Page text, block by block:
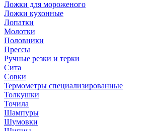
Ложки для мороженого
Ложки кухонные
Лопатки
Молотки
Половники
Прессы
Ручные резки и терки
Сита
Совки
Термометры специализированные
Толкушки
Точила
Шампуры
Шумовки